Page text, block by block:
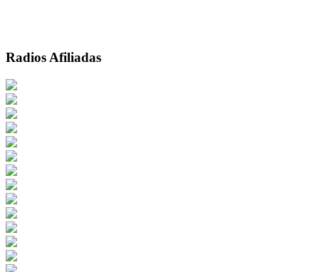
Radios Afiliadas